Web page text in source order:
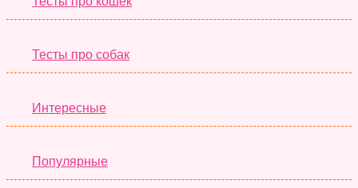
Тесты про собак
Интересные
Популярные